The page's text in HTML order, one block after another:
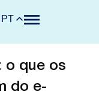
PT
o que os
do e-